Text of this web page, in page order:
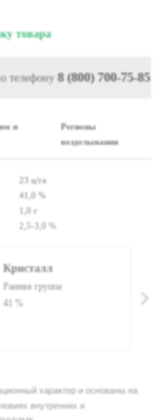
товара
телефону 8 (800) 700-75-85
и
Регионы
возделывания
23 ц/га
41,0 %
1,0 г
2,5-3,0 %
Кристалл
Ранняя группа
41 %
характер и основаны на
внутренних и